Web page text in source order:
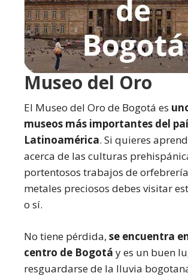
Museo del Oro
El Museo del Oro de Bogotá es
museos más importantes del
Latinoamérica. Si quieres
acerca de las culturas
portentosos trabajos de
metales preciosos debes visitar
o sí.
No tiene pérdida, se encuentra
centro de Bogotá y es un buen
resguardarse de la lluvia